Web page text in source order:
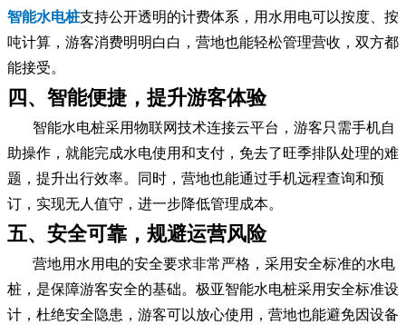
智能水电桩支持公开透明的计费体系，用水用电可以按度、按
吨计算，游客消费明明白白，营地也能轻松管理营收，双方都
能接受。
四、智能便捷，提升游客体验
智能水电桩采用物联网技术连接云平台，游客只需手机自
助操作，就能完成水电使用和支付，免去了旺季排队处理的难
题，提升出行效率。同时，营地也能通过手机远程查询和预
订，实现无人值守，进一步降低管理成本。
五、安全可靠，规避运营风险
营地用水用电的安全要求非常严格，采用安全标准的水电
桩，是保障游客安全的基础。极亚智能水电桩采用安全标准设
计，杜绝安全隐患，游客可以放心使用，营地也能避免因设备